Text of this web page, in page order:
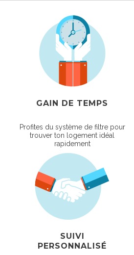
GAIN DE TEMPS
Profites du système de filtre pour
trouver ton logement idéal
rapidement
SUIVI
PERSONNALISÉ